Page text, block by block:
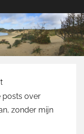
posts over
zonder mijn